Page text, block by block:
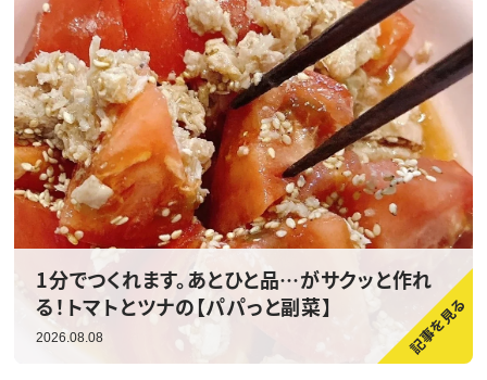
1分でつくれます。あとひと品…がサクッと作れ
る！トマトとツナの【パパっと副菜】
2026.08.08